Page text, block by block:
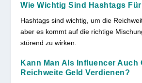
Wie Wichtig Sind Hashtags
Hashtags sind wichtig, um die
aber es kommt auf die richtige
störend zu wirken.
Kann Man Als Influencer Auch
Reichweite Geld Verdienen?